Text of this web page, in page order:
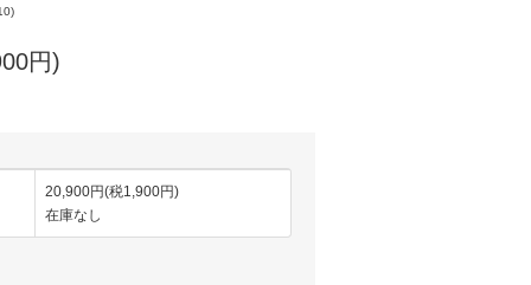
円)
20,900円(税1,900円)
在庫なし